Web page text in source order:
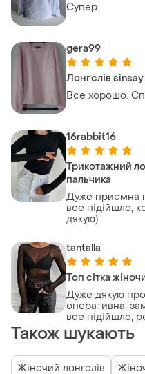
Супер
gera99
Лонгслів
Все
16rabbit16
Трикотажний
пальчика
Дуже приємна
все підійшло,
дякую)
tantalla
Топ сітка
Дуже дякую
оперативна,
все підійшло,
Також шукають
Жіночий лонгслів